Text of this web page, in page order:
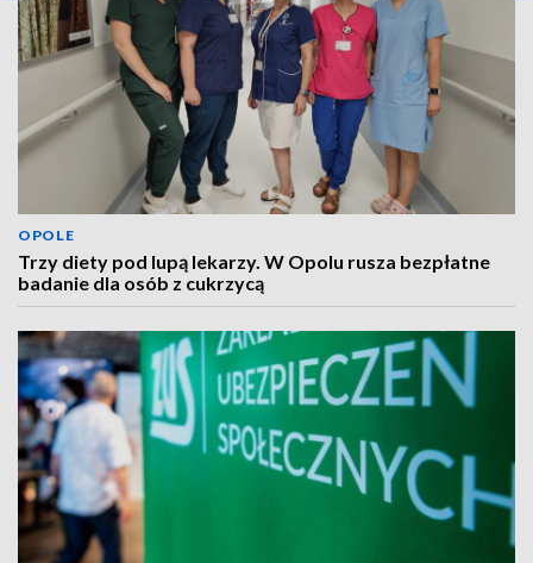
OPOLE
Trzy diety pod lupą lekarzy. W Opolu rusza bezpłatne
badanie dla osób z cukrzycą